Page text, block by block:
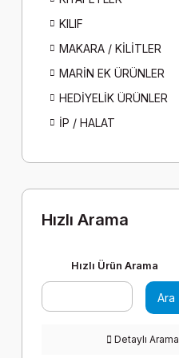
KILIF
MAKARA / KİLİTLER
MARİN EK ÜRÜNLER
HEDİYELİK ÜRÜNLER
İP / HALAT
Hızlı Arama
Hızlı Ürün Arama
Ara
Detaylı Arama